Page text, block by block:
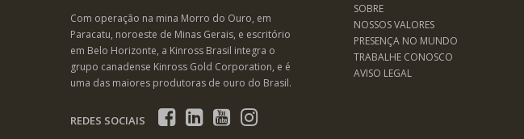
Com operação na mina Morro do Ouro, em
Paracatu, noroeste de Minas Gerais, e escritório
em Belo Horizonte, a Kinross Brasil integra o
grupo canadense Kinross Gold Corporation, e é
uma das maiores produtoras de ouro do Brasil.
REDES SOCIAIS
SOBRE
NOSSOS VALORES
PRESENÇA NO MUNDO
TRABALHE CONOSCO
AVISO LEGAL